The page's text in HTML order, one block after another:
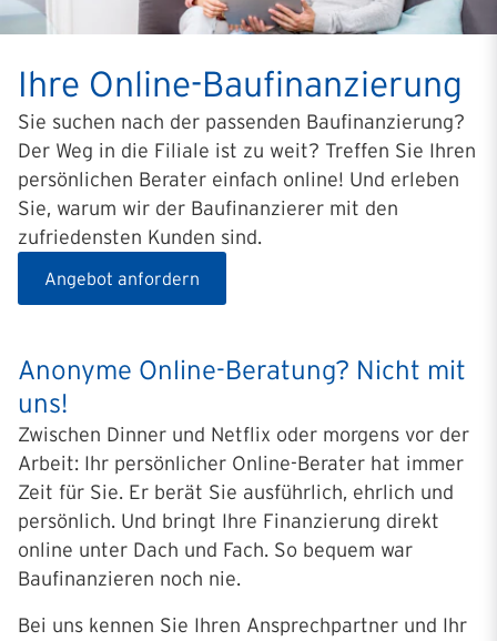
Ihre Online-Baufinanzierung
Sie suchen nach der passenden Baufinanzierung?
Der Weg in die Filiale ist zu weit? Treffen Sie Ihren
persönlichen Berater einfach online! Und erleben
Sie, warum wir der Baufinanzierer mit den
zufriedensten Kunden sind.
Angebot anfordern
Anonyme Online-Beratung? Nicht mit
uns!
Zwischen Dinner und Netflix oder morgens vor der
Arbeit: Ihr persönlicher Online-Berater hat immer
Zeit für Sie. Er berät Sie ausführlich, ehrlich und
persönlich. Und bringt Ihre Finanzierung direkt
online unter Dach und Fach. So bequem war
Baufinanzieren noch nie.
Bei uns kennen Sie Ihren Ansprechpartner und Ihr